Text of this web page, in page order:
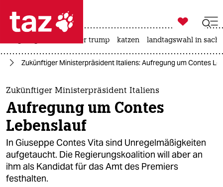
 taz zahl ich
taz zahl ich
themen
politik
öko
gesellschaft
kultur

taz zahl ich
usa unter trump katzen landtagswahl in
Zukünftiger Ministerpräsident Italiens: Aufregung um Contes
Zukünftiger Ministerpräsident Italiens
Aufregung um Contes
Lebenslauf
In Giuseppe Contes Vita sind Unregelmäßigkeiten
aufgetaucht. Die Regierungskoalition will aber an
ihm als Kandidat für das Amt des Premiers
festhalten.